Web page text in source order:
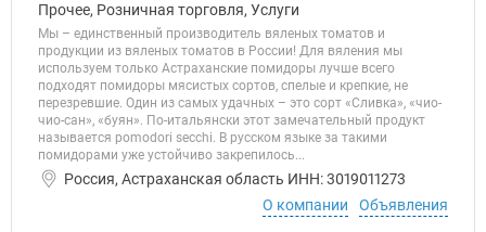
Прочее, Розничная торговля, Услуги
Мы – единственный производитель вяленых томатов и
продукции из вяленых томатов в России! Для вяления мы
используем только Астраханские помидоры лучше всего
подходят помидоры мясистых сортов, спелые и крепкие, не
перезревшие. Один из самых удачных – это сорт «Сливка», «чио-
чио-сан», «буян». По-итальянски этот замечательный продукт
называется pomodori secchi. В русском языке за такими
помидорами уже устойчиво закрепилось...
Россия, Астраханская область ИНН: 3019011273
О компании
Объявления